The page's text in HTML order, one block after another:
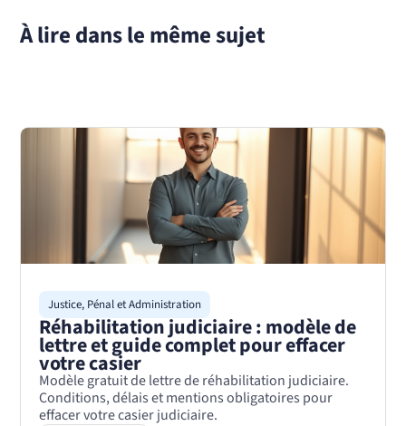
À lire dans le même sujet
Justice, Pénal et Administration
Réhabilitation judiciaire : modèle de
lettre et guide complet pour effacer
votre casier
Modèle gratuit de lettre de réhabilitation judiciaire.
Conditions, délais et mentions obligatoires pour
effacer votre casier judiciaire.